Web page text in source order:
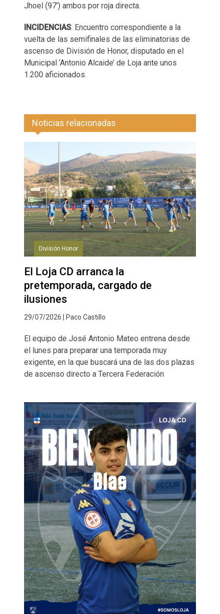
Jhoel (97’) ambos por roja directa.
INCIDENCIAS: Encuentro correspondiente a la
vuelta de las semifinales de las eliminatorias de
ascenso de División de Honor, disputado en el
Municipal ‘Antonio Alcaide’ de Loja ante unos
1.200 aficionados.
Noticias relacionadas
División Honor
El Loja CD arranca la
pretemporada, cargado de
ilusiones
29/07/2026 | Paco Castillo
El equipo de José Antonio Mateo entrena desde
el lunes para preparar una temporada muy
exigente, en la que buscará una de las dos plazas
de ascenso directo a Tercera Federación